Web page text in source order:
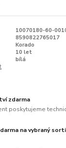
10070180-60-
8590822765017
Korado
10 let
bílá
zdarma
poskytujeme
na vybraný